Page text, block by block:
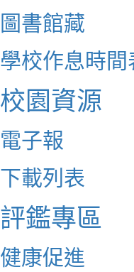
圖書館藏
學校作息時間
校園資源
電子報
下載列表
評鑑專區
健康促進